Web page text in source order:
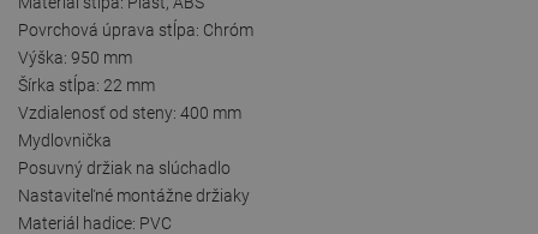
Povrchová úprava stĺpa: Chróm
Výška: 950 mm
Šírka stĺpa: 22 mm
Vzdialenosť od steny: 400 mm
Mydlovnička
Posuvný držiak na slúchadlo
Nastaviteľné montážne držiaky
Materiál hadice: PVC